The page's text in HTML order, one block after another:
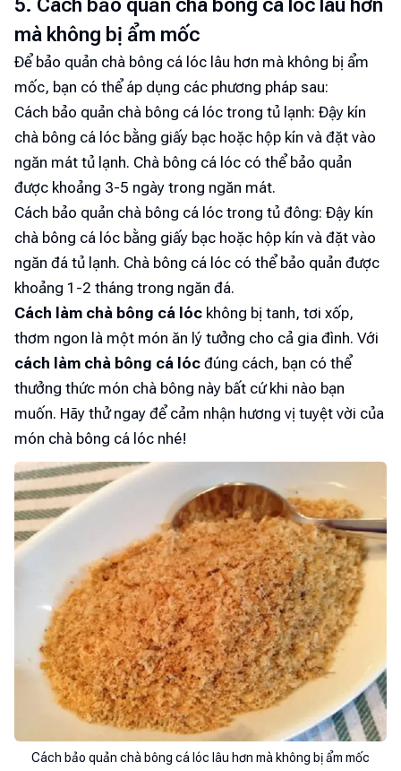
5. Cách bảo quản chà bông cá lóc lâu hơn
mà không bị ẩm mốc
Để bảo quản chà bông cá lóc lâu hơn mà không bị ẩm
mốc, bạn có thể áp dụng các phương pháp sau:
Cách bảo quản chà bông cá lóc trong tủ lạnh: Đậy kín
chà bông cá lóc bằng giấy bạc hoặc hộp kín và đặt vào
ngăn mát tủ lạnh. Chà bông cá lóc có thể bảo quản
được khoảng 3-5 ngày trong ngăn mát.
Cách bảo quản chà bông cá lóc trong tủ đông: Đậy kín
chà bông cá lóc bằng giấy bạc hoặc hộp kín và đặt vào
ngăn đá tủ lạnh. Chà bông cá lóc có thể bảo quản được
khoảng 1-2 tháng trong ngăn đá.
Cách làm chà bông cá lóc không bị tanh, tơi xốp,
thơm ngon là một món ăn lý tưởng cho cả gia đình. Với
cách làm chà bông cá lóc đúng cách, bạn có thể
thưởng thức món chà bông này bất cứ khi nào bạn
muốn. Hãy thử ngay để cảm nhận hương vị tuyệt vời của
món chà bông cá lóc nhé!
Cách bảo quản chà bông cá lóc lâu hơn mà không bị ẩm mốc